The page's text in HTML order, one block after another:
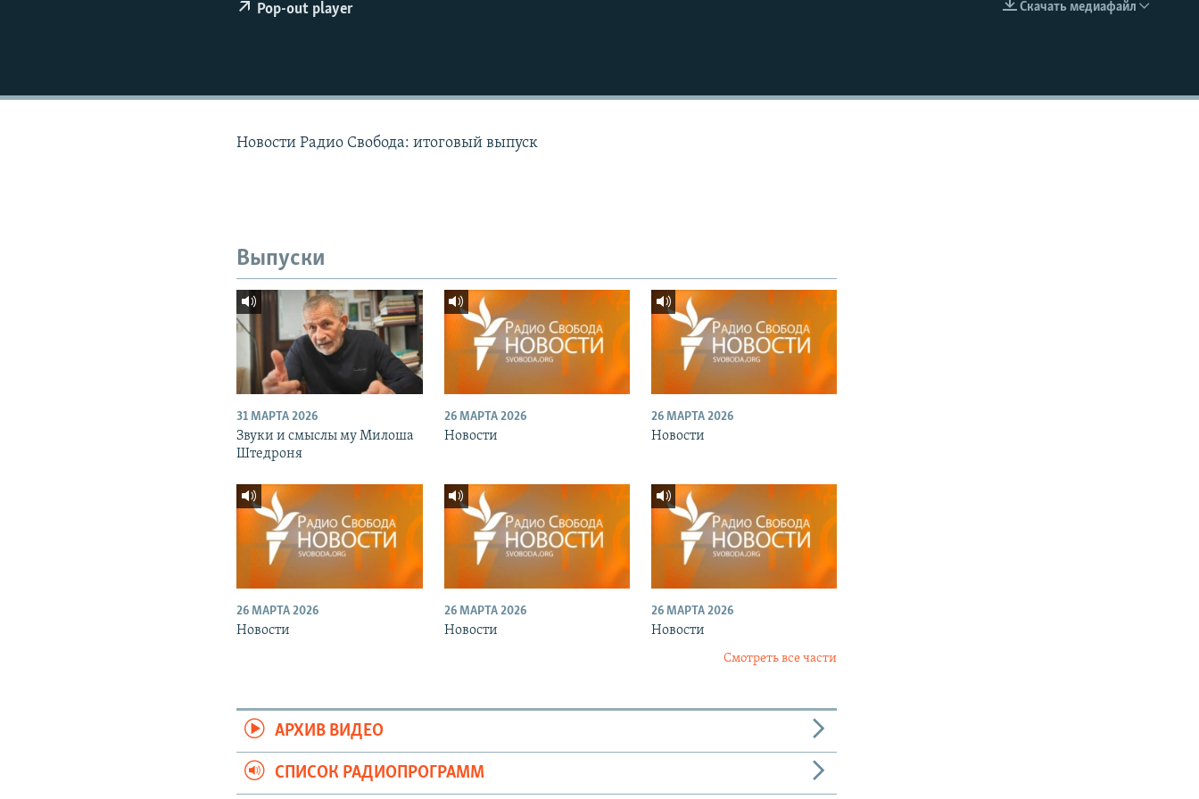
EMBED
Скачать медиафайл
Pop-out player
Новости Радио Свобода: итоговый выпуск
Выпуски
31 МАРТА 2026
Звуки и смыслы му Милоша
Штедроня
26 МАРТА 2026
Новости
26 МАРТА 2026
Новости
26 МАРТА 2026
Новости
26 МАРТА 2026
Новости
26 МАРТА 2026
Новости
Смотреть все части
АРХИВ ВИДЕО
СПИСОК РАДИОПРОГРАММ